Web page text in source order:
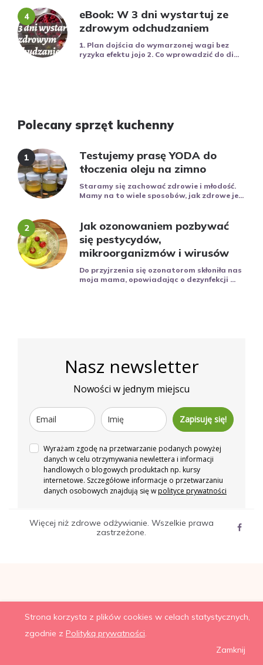
eBook: W 3 dni wystartuj ze
zdrowym odchudzaniem
1. Plan dojścia do wymarzonej wagi bez
ryzyka efektu jojo 2. Co wprowadzić do di...
Polecany sprzęt kuchenny
Testujemy prasę YODA do
tłoczenia oleju na zimno
Staramy się zachować zdrowie i młodość.
Mamy na to wiele sposobów, jak zdrowe je...
Jak ozonowaniem pozbywać
się pestycydów,
mikroorganizmów i wirusów
Do przyjrzenia się ozonatorom skłoniła nas
moja mama, opowiadając o dezynfekcji ...
Nasz newsletter
Nowości w jednym miejscu
Zapisuję się!
Wyrażam zgodę na przetwarzanie podanych powyżej
danych w celu otrzymywania newlettera i informacji
handlowych o blogowych produktach np. kursy
internetowe. Szczegółowe informacje o przetwarzaniu
danych osobowych znajdują się wpolityce prywatności
Więcej niż zdrowe odżywianie. Wszelkie prawa
zastrzeżone.
Strona korzysta z plików cookies w celach statystycznych,
zgodnie z Polityką prywatności.
Zamknij